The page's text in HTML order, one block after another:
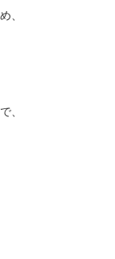
、
、